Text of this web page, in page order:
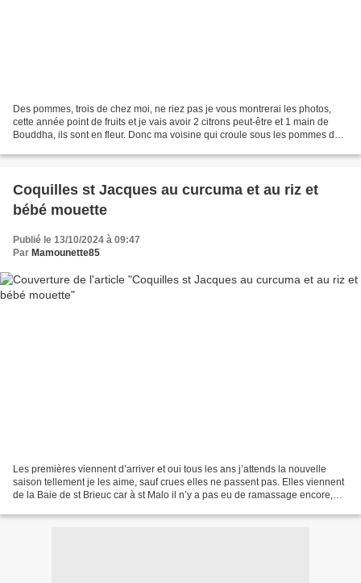
Des pommes, trois de chez moi, ne riez pas je vous montrerai les photos,
cette année point de fruits et je vais avoir 2 citrons peut-être et 1 main de
Bouddha, ils sont en fleur. Donc ma voisine qui croule sous les pommes dont
Coquilles st Jacques au curcuma et au riz et
bébé mouette
Publié le 13/10/2024 à 09:47
Par Mamounette85
Les premières viennent d’arriver et oui tous les ans j’attends la nouvelle
saison tellement je les aime, sauf crues elles ne passent pas. Elles viennent
de la Baie de st Brieuc car à st Malo il n’y a pas eu de ramassage encore,